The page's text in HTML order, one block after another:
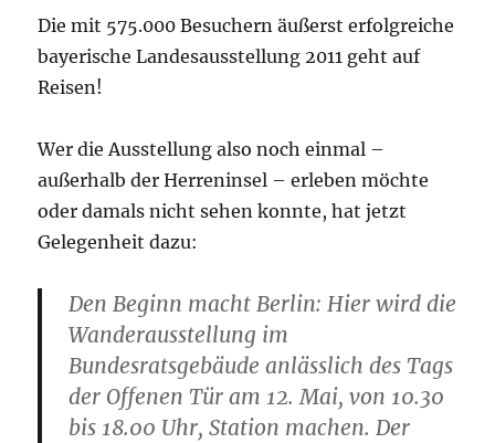
Die mit 575.000 Besuchern äußerst erfolgreiche
bayerische Landesausstellung 2011 geht auf
Reisen!
Wer die Ausstellung also noch einmal –
außerhalb der Herreninsel – erleben möchte
oder damals nicht sehen konnte, hat jetzt
Gelegenheit dazu:
Den Beginn macht Berlin: Hier wird die
Wanderausstellung im
Bundesratsgebäude anlässlich des Tags
der Offenen Tür am 12. Mai, von 10.30
bis 18.00 Uhr, Station machen. Der